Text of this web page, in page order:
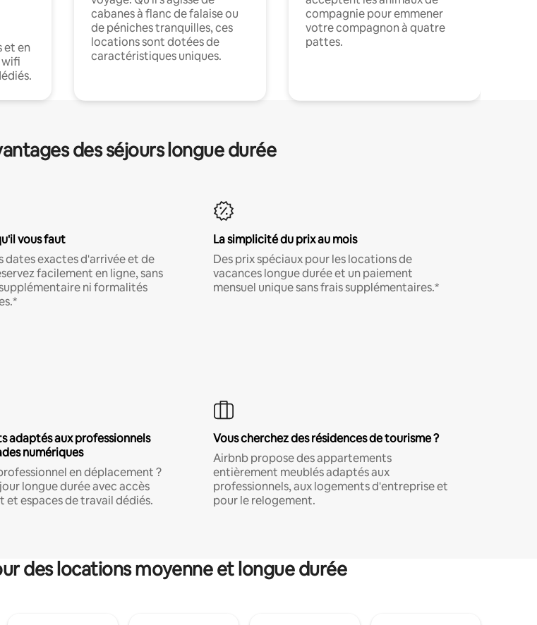
et en
cabanes à flanc de falaise ou
de péniches tranquilles, ces
locations sont dotées de
caractéristiques uniques.
compagnie pour emmener
votre compagnon à quatre
pattes.
des séjours longue durée
vous faut
dates exactes d'arrivée et de
facilement en ligne, sans
ni formalités
La simplicité du prix au mois
Des prix spéciaux pour les locations de
vacances longue durée et un paiement
mensuel unique sans frais supplémentaires.*
adaptés aux professionnels
numériques
en déplacement ?
longue durée avec accès
et espaces de travail dédiés.
Vous cherchez des résidences de tourisme ?
Airbnb propose des appartements
entièrement meublés adaptés aux
professionnels, aux logements d'entreprise et
pour le relogement.
des locations moyenne et longue durée